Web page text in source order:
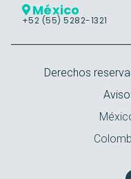
Control Tower
Warehouse Tasking
México
+52 (55) 5282-1321
Derechos